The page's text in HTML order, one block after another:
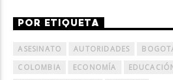
POR ETIQUETA
ASESINATO AUTORIDADES
COLOMBIA
ECONOMÍA